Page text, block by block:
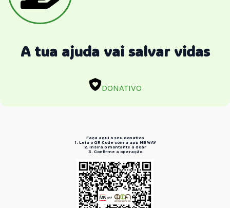
A tua ajuda vai salvar vidas
DONATIVO
Faça aqui o seu donativo
1. Leia o QR Code com a app MB WAY
2. Insira o montante a doar
3. Confirme a operação